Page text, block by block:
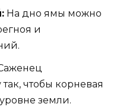
На дно ямы можно
и
чтобы корневая
земли.